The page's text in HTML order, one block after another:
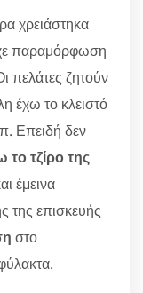
χρειάστηκα
παραμόρφωση
πελάτες ζητούν
έχω το κλειστό
Επειδή δεν
το τζίρο της
έμεινα
της επισκευής
στο